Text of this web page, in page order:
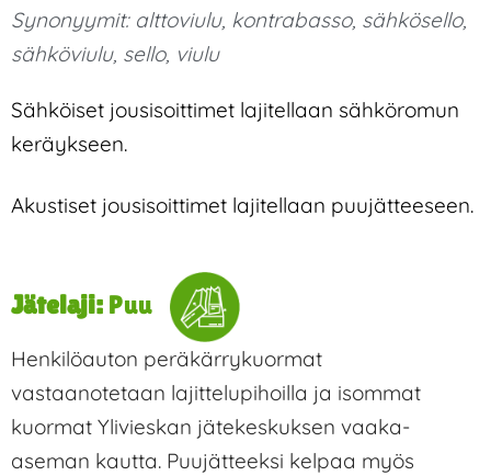
Synonyymit: alttoviulu, kontrabasso, sähkösello,
sähköviulu, sello, viulu
Sähköiset jousisoittimet lajitellaan sähköromun
keräykseen.
Akustiset jousisoittimet lajitellaan puujätteeseen.
Jätelaji: Puu
Henkilöauton peräkärrykuormat
vastaanotetaan lajittelupihoilla ja isommat
kuormat Ylivieskan jätekeskuksen vaaka-
aseman kautta. Puujätteeksi kelpaa myös